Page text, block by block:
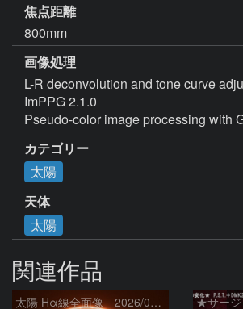
焦点距離
800mm
画像処理
L-R deconvolution and tone curve
ImPPG 2.1.0
カテゴリー
太陽
天体
太陽
関連作品
太陽 Hα線全面像 2026/08/07 ★サー